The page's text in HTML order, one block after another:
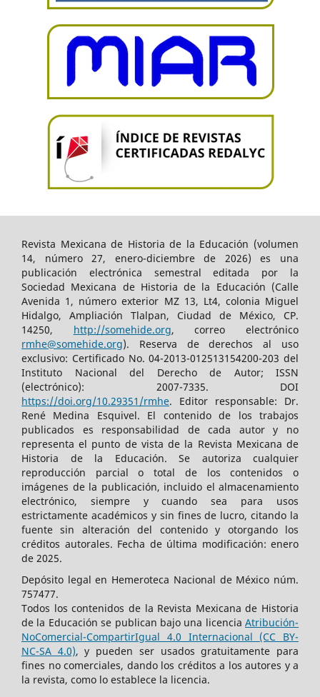
Revista Mexicana de Historia de la Educación (volumen
14, número 27, enero-diciembre de 2026) es una
publicación electrónica semestral editada por la
Sociedad Mexicana de Historia de la Educación (Calle
Avenida 1, número exterior MZ 13, Lt4, colonia Miguel
Hidalgo, Ampliación Tlalpan, Ciudad de México, CP.
14250, http://somehide.org, correo electrónico
rmhe@somehide.org). Reserva de derechos al uso
exclusivo: Certificado No. 04-2013-012513154200-203 del
Instituto Nacional del Derecho de Autor; ISSN
(electrónico): 2007-7335. DOI
https://doi.org/10.29351/rmhe. Editor responsable: Dr.
René Medina Esquivel. El contenido de los trabajos
publicados es responsabilidad de cada autor y no
representa el punto de vista de la Revista Mexicana de
Historia de la Educación. Se autoriza cualquier
reproducción parcial o total de los contenidos o
imágenes de la publicación, incluido el almacenamiento
electrónico, siempre y cuando sea para usos
estrictamente académicos y sin fines de lucro, citando la
fuente sin alteración del contenido y otorgando los
créditos autorales.​ Fecha de última modificación: enero
de 2025.
Depósito legal en Hemeroteca Nacional de México núm.
757477.
Todos los contenidos de la Revista Mexicana de Historia
de la Educación se publican bajo una licencia Atribución-
NoComercial-CompartirIgual 4.0 Internacional (CC BY-
NC-SA 4.0), y pueden ser usados gratuitamente para
fines no comerciales, dando los créditos a los autores y a
la revista, como lo establece la licencia.